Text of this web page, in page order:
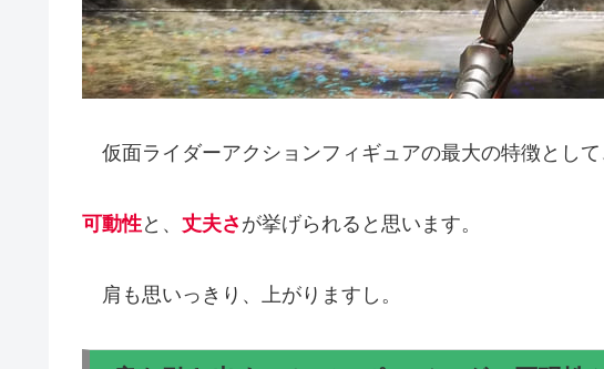
仮面ライダーアクションフィギュアの最大の特徴として
可動性と、 丈夫さ が挙げられると思います。
肩も思いっきり、上がりますし。